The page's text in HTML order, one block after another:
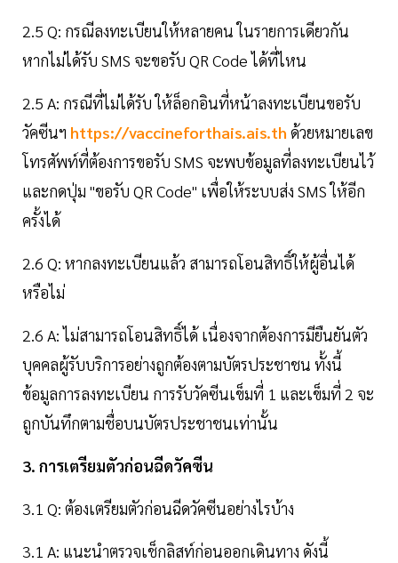
2.5 Q: กรณีลงทะเบียนให้หลายคน ในรายการเดียวกัน
หากไม่ได้รับ SMS จะขอรับ QR Code ได้ที่ไหน
2.5 A: กรณีที่ไม่ได้รับ ให้ล็อกอินที่หน้าลงทะเบียนขอรับ
วัคซีนฯ https://vaccineforthais.ais.th ด้วยหมายเลข
โทรศัพท์ที่ต้องการขอรับ SMS จะพบข้อมูลที่ลงทะเบียนไว้
และกดปุ่ม "ขอรับ QR Code" เพื่อให้ระบบส่ง SMS ให้อีก
ครั้งได้
2.6 Q: หากลงทะเบียนแล้ว สามารถโอนสิทธิ์ให้ผู้อื่นได้
หรือไม่
2.6 A: ไม่สามารถโอนสิทธิ์ได้ เนื่องจากต้องการมียืนยันตัว
บุคคลผู้รับบริการอย่างถูกต้องตามบัตรประชาชน ทั้งนี้
ข้อมูลการลงทะเบียน การรับวัคซีนเข็มที่ 1 และเข็มที่ 2 จะ
ถูกบันทึกตามชื่อบนบัตรประชาชนเท่านั้น
3. การเตรียมตัวก่อนฉีดวัคซีน
3.1 Q: ต้องเตรียมตัวก่อนฉีดวัคซีนอย่างไรบ้าง
3.1 A: แนะนำตรวจเช็กลิสท์ก่อนออกเดินทาง ดังนี้